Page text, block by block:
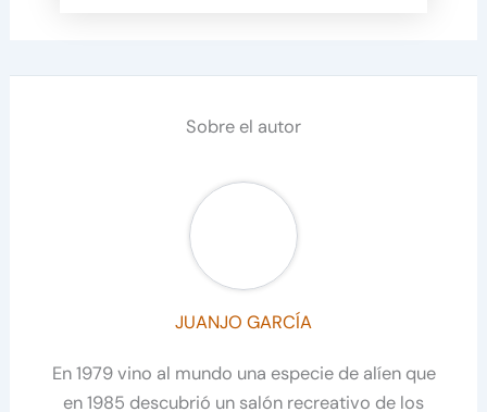
Sobre el autor
JUANJO GARCÍA
En 1979 vino al mundo una especie de alíen que
en 1985 descubrió un salón recreativo de los